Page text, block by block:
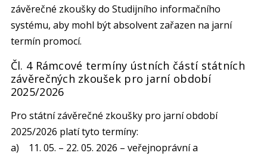
závěrečné zkoušky do Studijního informačního
systému, aby mohl být absolvent zařazen na jarní
termín promocí.
Čl. 4 Rámcové termíny ústních částí státních
závěrečných zkoušek pro jarní období
2025/2026
Pro státní závěrečné zkoušky pro jarní období
2025/2026 platí tyto termíny:
a) 11. 05. – 22. 05. 2026 – veřejnoprávní a